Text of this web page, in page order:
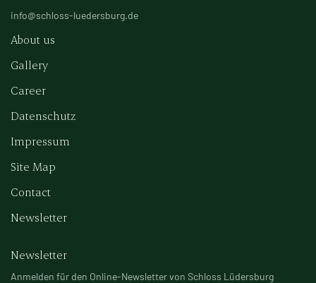
info@schloss-luedersburg.de
About us
Gallery
Career
Datenschutz
Impressum
Site Map
Contact
Newsletter
Newsletter
Anmelden für den Online-Newsletter von Schloss Lüdersburg